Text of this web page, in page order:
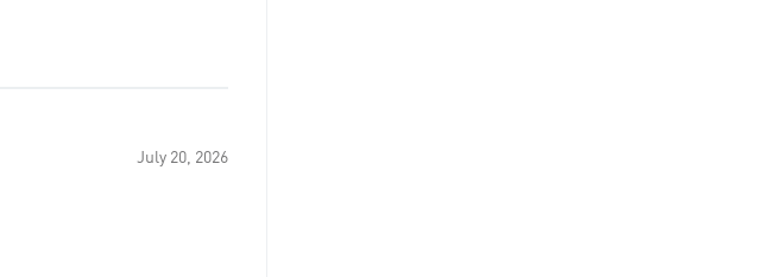
July 20, 2026